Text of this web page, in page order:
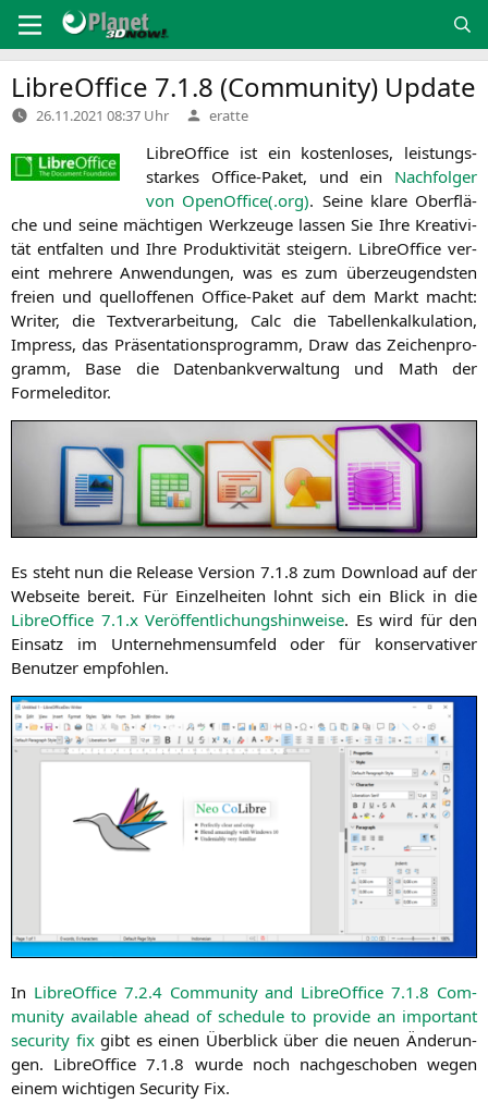
Inhalt
springen
LibreOffice 7.1.8 (Community) Update
26.11.2021 08:37 Uhr Verfasst
von
eratte
Libre­Of­fice ist ein kos­ten­lo­ses, leis­tungs­
star­kes Office-Paket, und ein Nach­fol­ger
von OpenOffice(.org). Sei­ne kla­re Ober­flä­
che und sei­ne mäch­ti­gen Werk­zeu­ge las­sen Sie Ihre Krea­ti­vi­
tät ent­fal­ten und Ihre Pro­duk­ti­vi­tät stei­gern. Libre­Of­fice ver­
eint meh­re­re Anwen­dun­gen, was es zum über­zeu­gends­ten
frei­en und quell­of­fe­nen Office-Paket auf dem Markt macht:
Wri­ter, die Text­ver­ar­bei­tung, Calc die Tabel­len­kal­ku­la­ti­on,
Impress, das Prä­sen­ta­ti­ons­pro­gramm, Draw das Zei­chen­pro­
gramm, Base die Daten­bank­ver­wal­tung und Math der
Formeleditor.
Es steht nun die Release Ver­si­on 7.1.8 zum Down­load auf der
Web­sei­te bereit. Für Ein­zel­hei­ten lohnt sich ein Blick in die
Libre­Of­fice 7.1.x Ver­öf­fent­li­chungs­hin­wei­se. Es wird für den
Ein­satz im Unter­neh­mens­um­feld oder für kon­ser­va­ti­ver
Benut­zer empfohlen.
In Libre­Of­fice 7.2.4 Com­mu­ni­ty and Libre­Of­fice 7.1.8 Com­
mu­ni­ty available ahead of sche­du­le to pro­vi­de an important
secu­ri­ty fixgibt es einen Über­blick über die neu­en Ände­run­
gen. Libre­Of­fice 7.1.8 wur­de noch nach­ge­scho­ben wegen
einem wich­ti­gen Secu­ri­ty Fix.